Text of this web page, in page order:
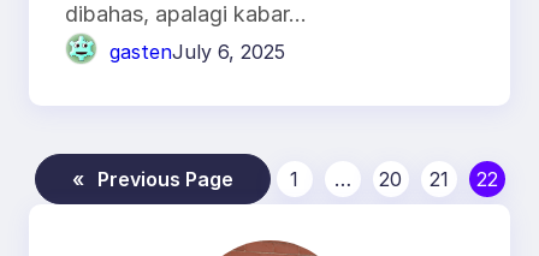
dibahas, apalagi kabar…
gastenJuly 6, 2025
« Previous Page 1 … 20 21 22